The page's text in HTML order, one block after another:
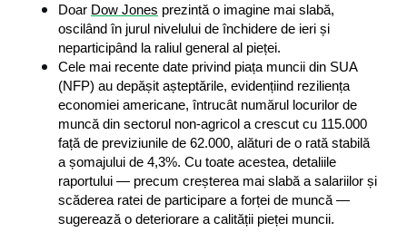
Doar Dow Jones prezintă o imagine mai slabă,
oscilând în jurul nivelului de închidere de ieri și
neparticipând la raliul general al pieței.
Cele mai recente date privind piața muncii din SUA
(NFP) au depășit așteptările, evidențiind reziliența
economiei americane, întrucât numărul locurilor de
muncă din sectorul non-agricol a crescut cu 115.000
față de previziunile de 62.000, alături de o rată stabilă
a șomajului de 4,3%. Cu toate acestea, detaliile
raportului — precum creșterea mai slabă a salariilor și
scăderea ratei de participare a forței de muncă —
sugerează o deteriorare a calității pieței muncii.